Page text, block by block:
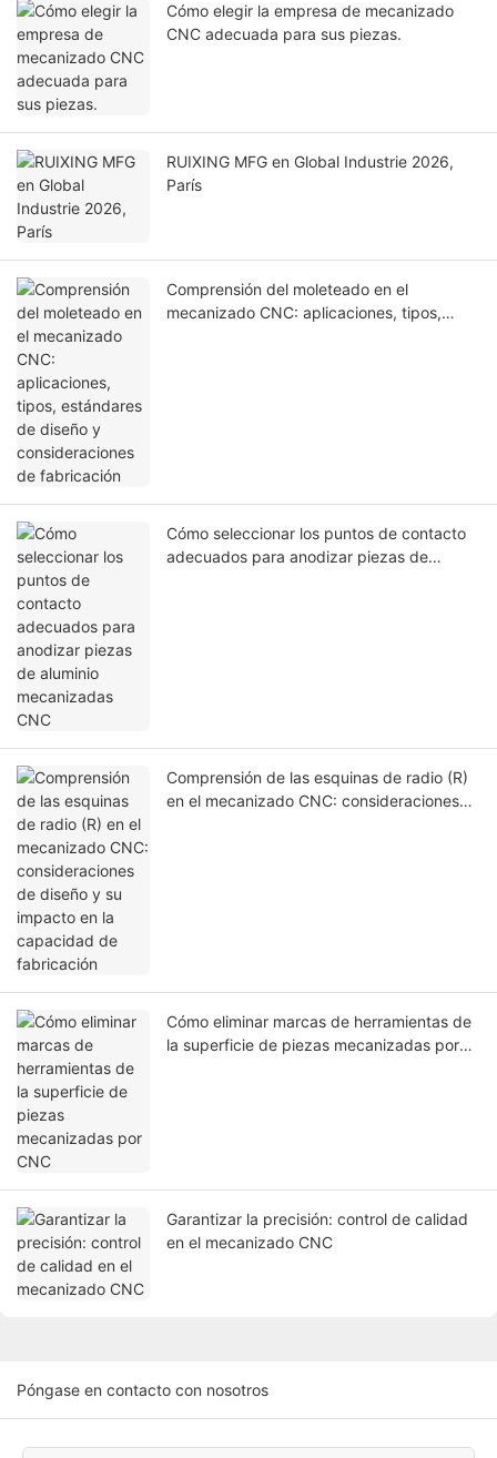
Cómo elegir la empresa de mecanizado
CNC adecuada para sus piezas.
RUIXING MFG en Global Industrie 2026,
París
Comprensión del moleteado en el
mecanizado CNC: aplicaciones, tipos,
Cómo seleccionar los puntos de contacto
adecuados para anodizar piezas de
Comprensión de las esquinas de radio (R)
en el mecanizado CNC: consideraciones
Cómo eliminar marcas de herramientas de
la superficie de piezas mecanizadas por
Garantizar la precisión: control de calidad
en el mecanizado CNC
Póngase en contacto con nosotros